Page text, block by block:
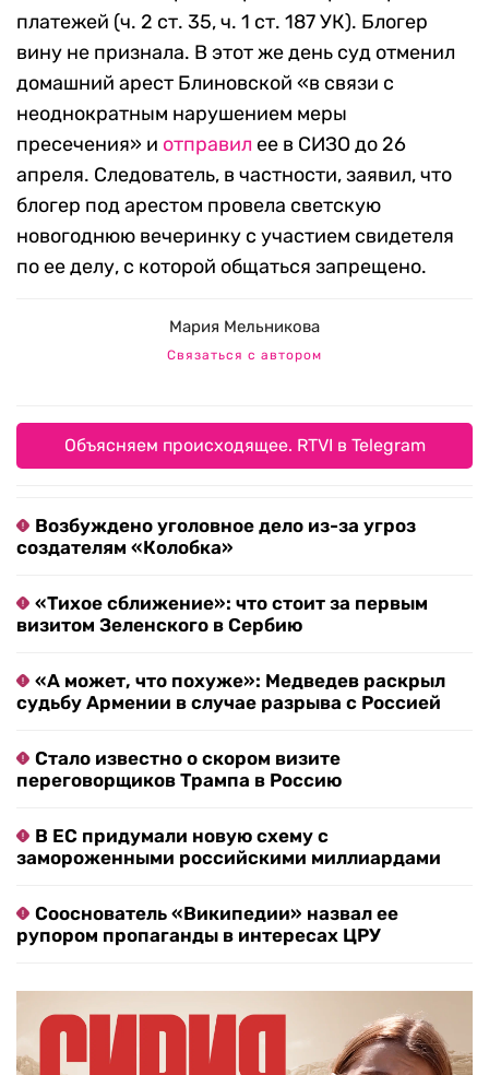
платежей (ч. 2 ст. 35, ч. 1 ст. 187 УК). Блогер
вину не признала. В этот же день суд отменил
домашний арест Блиновской «в связи с
неоднократным нарушением меры
пресечения» и отправил ее в СИЗО до 26
апреля. Следователь, в частности, заявил, что
блогер под арестом провела светскую
новогоднюю вечеринку с участием свидетеля
по ее делу, с которой общаться запрещено.
Мария Мельникова
Связаться с автором
Объясняем происходящее. RTVI в Telegram
Возбуждено уголовное дело из-за угроз
создателям «Колобка»
«Тихое сближение»: что стоит за первым
визитом Зеленского в Сербию
«А может, что похуже»: Медведев раскрыл
судьбу Армении в случае разрыва с Россией
Стало известно о скором визите
переговорщиков Трампа в Россию
В ЕС придумали новую схему с
замороженными российскими миллиардами
Сооснователь «Википедии» назвал ее
рупором пропаганды в интересах ЦРУ